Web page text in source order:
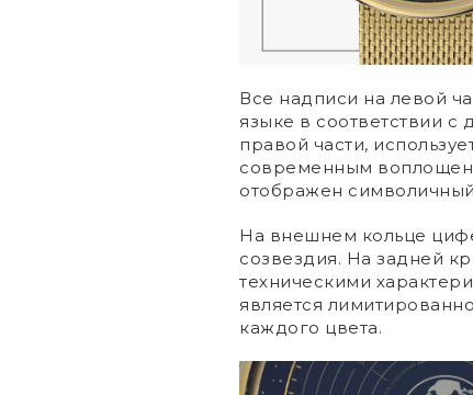
Все надписи на левой
языке в соответствии
правой части,
современным
отображен
На внешнем кольце
созвездия. На задней
техническими
является
каждого цвета.